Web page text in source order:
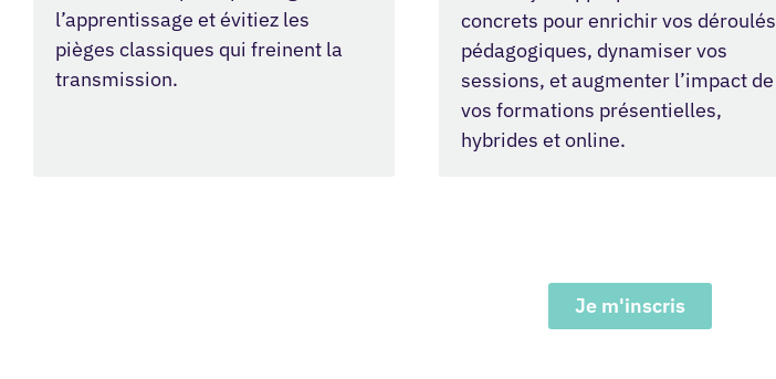
l’apprentissage et évitiez les
pièges classiques qui freinent la
transmission.
concrets pour enrichir vos déroulés
pédagogiques, dynamiser vos
sessions, et augmenter l’impact de
vos formations présentielles,
hybrides et online.
Je m'inscris